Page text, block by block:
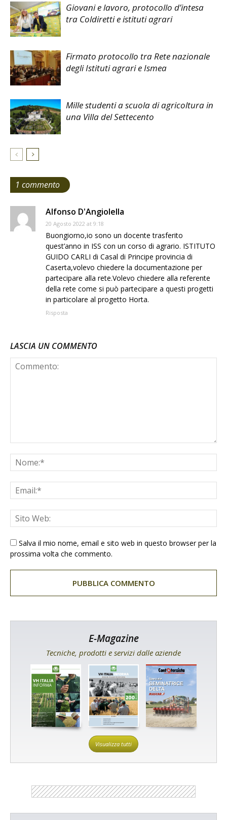
Giovani e lavoro, protocollo d’intesa
tra Coldiretti e istituti agrari
Firmato protocollo tra Rete nazionale
degli Istituti agrari e Ismea
Mille studenti a scuola di agricoltura in
una Villa del Settecento
1 commento
Alfonso D'Angiolella
20 Agosto 2022 at 9:18
Buongiorno,io sono un docente trasferito
quest’anno in ISS con un corso di agrario. ISTITUTO
GUIDO CARLI di Casal di Principe provincia di
Caserta,volevo chiedere la documentazione per
partecipare alla rete.Volevo chiedere alla referente
della rete come si può partecipare a questi progetti
in particolare al progetto Horta.
Risposta
LASCIA UN COMMENTO
Salva il mio nome, email e sito web in questo browser per la
prossima volta che commento.
E-Magazine
Tecniche, prodotti e servizi dalle aziende
Visualizza tutti